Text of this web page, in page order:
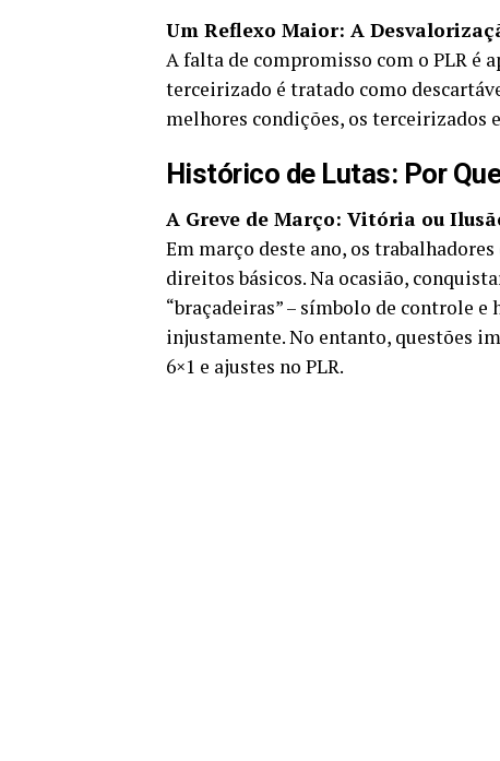
Um Reflexo Maior: A
A falta de compromisso com o PLR é
terceirizado é tratado como
melhores condições, os terceirizados
Histórico de Lutas: Por
A Greve de Março: Vitória ou
Em março deste ano, os
direitos básicos. Na ocasião,
“braçadeiras” – símbolo de controle
injustamente. No entanto, questões
6×1 e ajustes no PLR.